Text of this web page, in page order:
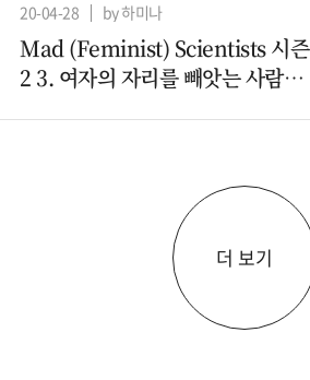
20-04-28 by 하미나
Mad (Feminist) Scientists 시즌
2 3. 여자의 자리를 빼앗는 사람들 -
더 보기